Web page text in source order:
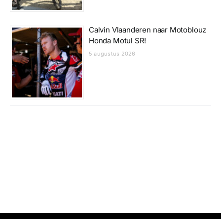
Calvin Vlaanderen naar Motoblouz
Honda Motul SR!
5 augustus 2026